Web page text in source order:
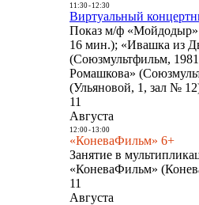
11:30- 12:30
Виртуальный
Показ м/ф
16 мин.); «Ивашка из
(Союзмультфильм,
Ромашкова»
(Ульяновой, 1, зал №
11
Августа
12:00- 13:00
«КоневаФильм» 6+
Занятие в
«КоневаФильм»
11
Августа